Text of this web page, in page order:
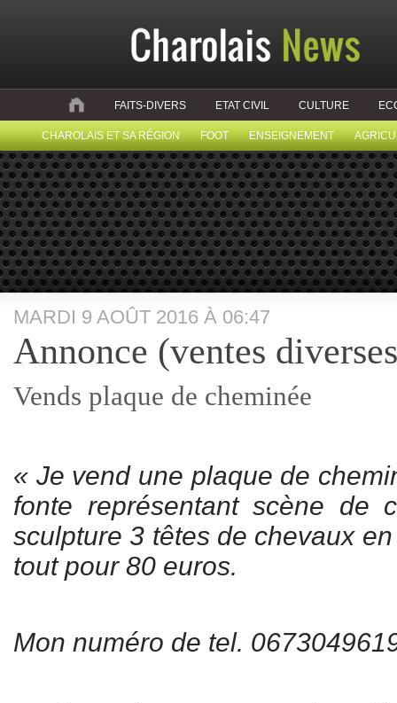
FAITS-DIVERS ETAT CIVIL CULTURE
CHAROLAIS ET SA RÉGION FOOT ENSEIGNEMENT
MARDI 9 AOÛT 2016 À 06:47
Annonce (ventes
Vends plaque de cheminée
« Je vend une plaque de
fonte représentant scène de
sculpture 3 têtes de chevaux
tout pour 80 euros.
Mon numéro de tel.